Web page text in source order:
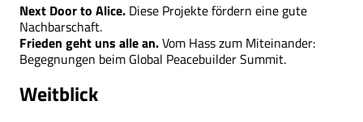
Next Door to Alice. Diese Projekte fördern eine gute
Nachbarschaft.
Frieden geht uns alle an.Vom Hass zum Miteinander:
Begegnungen beim Global Peacebuilder Summit.
Weitblick